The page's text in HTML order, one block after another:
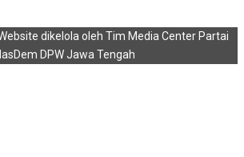
dikelola oleh Tim Media Center Partai
DPW Jawa Tengah